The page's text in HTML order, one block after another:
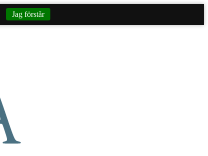
Jag förstår